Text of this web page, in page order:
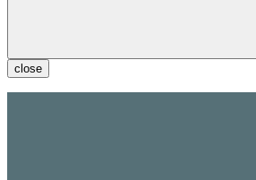
close